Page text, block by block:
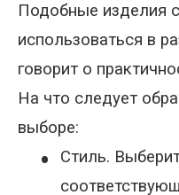
Подобные изделия
использоваться в
говорит о
На что следует
выборе:
•
Стиль.